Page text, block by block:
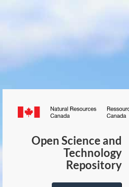
Canada.ca
Open Science and
Technology
Repository